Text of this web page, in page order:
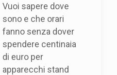
Vuoi sapere dove
sono e che orari
fanno senza dover
spendere centinaia
di euro per
apparecchi stand